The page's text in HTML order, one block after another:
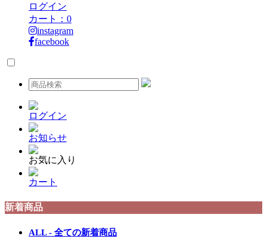
ログイン
カート： 0
instagram
facebook
ログイン
お知らせ
お気に入り
カート
新着商品
ALL - 全ての新着商品